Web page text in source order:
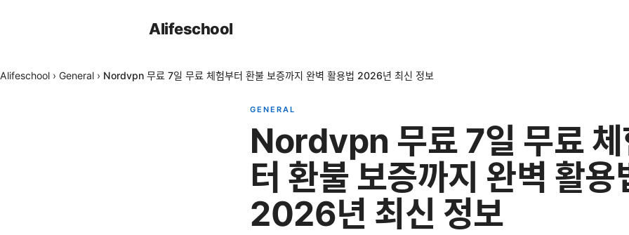
Alifeschool
Alifeschool › General › Nordvpn 무료 7일 무료 체험부터 환불 보증까지 완벽 활용법 2026년 최신 정보
GENERAL
Nordvpn 무료 7일 무료 체
터 환불 보증까지 완벽 활용
2026년 최신 정보